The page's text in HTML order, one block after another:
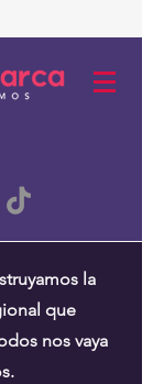
la
que
nos vaya